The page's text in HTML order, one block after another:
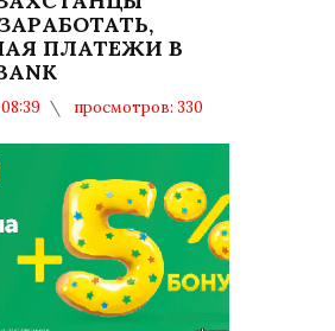
ПЛАТЕЖИ В
просмотров: 330